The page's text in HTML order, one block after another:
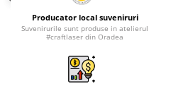
Producator local suveniruri
Suvenirurile sunt produse in atelierul
#craftlaser din Oradea